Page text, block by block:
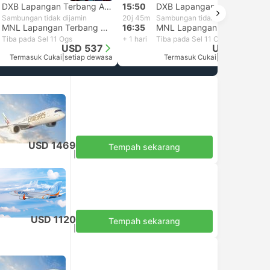
DXB Lapangan Terbang Antarabangsa Dubai
Sambungan tidak dijamin
MNL Lapangan Terbang Manila
Tiba pada Sel 11 Ogs
USD 537
Termasuk Cukai setiap dewasa
15:50
20j 45m Sambungan tidak dijamin
16:35
+ 1 hari Tiba pada Sel 11 Ogs
USD 1761
Termasuk Cukai
USD 1469 Tempah sekarang
USD 1120 Tempah sekarang